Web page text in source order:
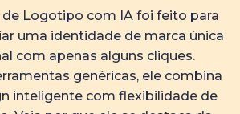
de Logotipo com IA foi feito para
uma identidade de marca única
com apenas alguns cliques.
genéricas, ele combina
inteligente com flexibilidade de